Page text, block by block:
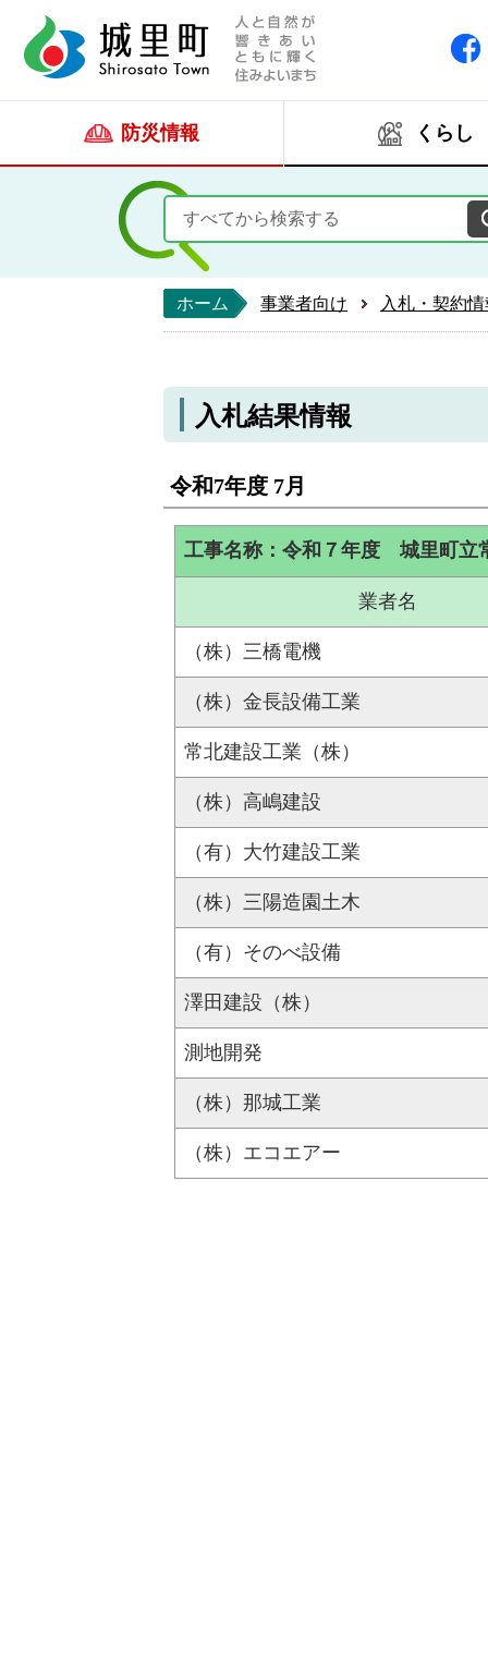
防災情報 くらし
ホーム 事業者向け 入札・契約
入札結果情報
令和7年度 7月
工事名称：令和７年度 城里町立
業者名
（株）三橋電機
（株）金長設備工業
常北建設工業（株）
（株）高嶋建設
（有）大竹建設工業
（株）三陽造園土木
（有）そのべ設備
澤田建設（株）
測地開発
（株）那城工業
（株）エコエアー